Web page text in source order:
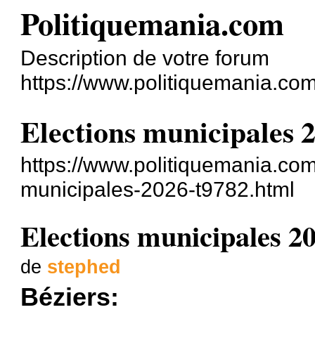
Politiquemania.com
Description de votre forum
https://
Elections municipales
https://
municipales-2026-t9782.html
Elections municipales
de stephed
Béziers: